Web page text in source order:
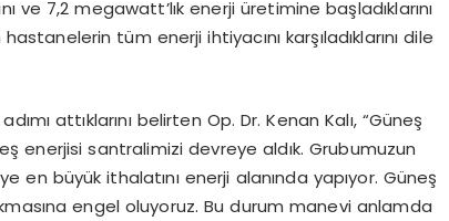
ve 7,2 megawatt’lık enerji üretimine başladıklarını
tüm enerji ihtiyacını karşıladıklarını dile
attıklarını belirten Op. Dr. Kenan Kalı, “Güneş
enerjisi santralimizi devreye aldık. Grubumuzun
en büyük ithalatını enerji alanında yapıyor. Güneş
engel oluyoruz. Bu durum manevi anlamda